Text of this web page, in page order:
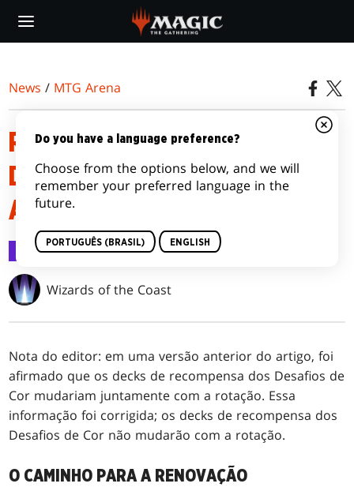
main
News / MTG Arena
RENOVE-SE PARA A ROTAÇÃO
DO PADRÃO DE 2025 NO MTG
ARENA
MTG Arena 8 jul 2025
Wizards of the Coast
Nota do editor: em uma versão anterior do artigo, foi
afirmado que os decks de recompensa dos Desafios de
Cor mudariam juntamente com a rotação. Essa
informação foi corrigida; os decks de recompensa dos
Desafios de Cor não mudarão com a rotação.
O CAMINHO PARA A RENOVAÇÃO
Do you have a language preference?
Choose from the options below, and we will
remember your preferred language in the
future.
PORTUGUÊS (BRASIL) ENGLISH